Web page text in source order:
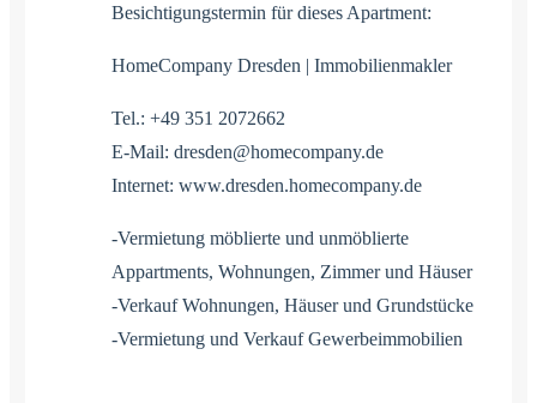
Besichtigungstermin für dieses Apartment:
HomeCompany Dresden | Immobilienmakler
Tel.: +49 351 2072662
E-Mail: dresden@homecompany.de
Internet: www.dresden.homecompany.de
-Vermietung möblierte und unmöblierte
Appartments, Wohnungen, Zimmer und Häuser
-Verkauf Wohnungen, Häuser und Grundstücke
-Vermietung und Verkauf Gewerbeimmobilien